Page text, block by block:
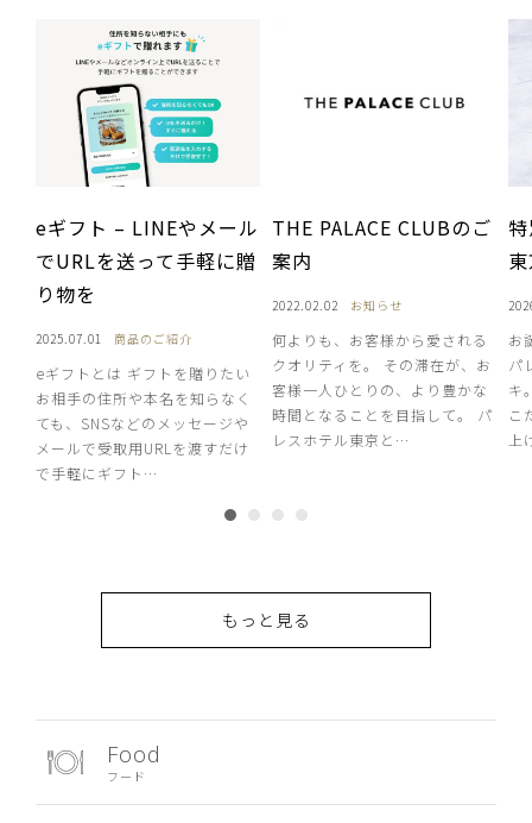
eギフト – LINEやメール
でURLを送って手軽に贈
り物を
2025.07.01 商品のご紹介
eギフトとは ギフトを贈りたい
お相手の住所や本名を知らなく
ても、SNSなどのメッセージや
メールで受取用URLを渡すだけ
で手軽にギフト…
THE PALACE CLUBのご
案内
2022.02.02 お知らせ
何よりも、お客様から愛される
クオリティを。 その滞在が、お
客様一人ひとりの、より豊かな
時間となることを目指して。 パ
レスホテル東京と…
お
パ
キ
こ
もっと見る
Food
フード